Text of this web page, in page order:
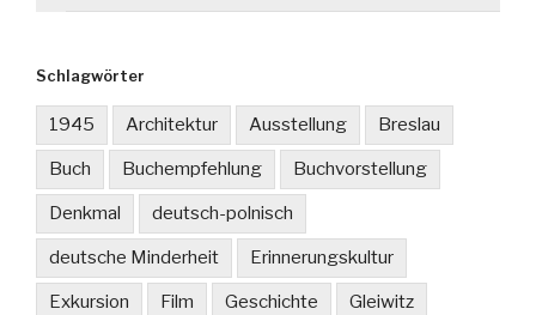
Schlagwörter
1945 Architektur Ausstellung Breslau
Buch Buchempfehlung Buchvorstellung
Denkmal deutsch-polnisch
deutsche Minderheit Erinnerungskultur
Exkursion Film Geschichte Gleiwitz